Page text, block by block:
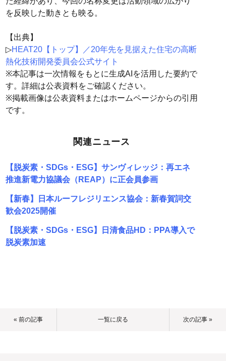
を反映した動きとも映る。
【出典】
▷HEAT20【トップ】／20年先を見据えた住宅の高断
熱化技術開発委員会公式サイト
※本記事は一次情報をもとに生成AIを活用した要約で
す。詳細は公表資料をご確認ください。
※掲載画像は公表資料またはホームページからの引用
です。
関連ニュース
【脱炭素・SDGs・ESG】サンヴィレッジ：再エネ
推進新電力協議会（REAP）に正会員参画
【新春】日本ルーフレジリエンス協会：新春賀詞交
歓会2025開催
【脱炭素・SDGs・ESG】日清食品HD：PPA導入で
脱炭素加速
« 前の記事 一覧に戻る 次の記事 »